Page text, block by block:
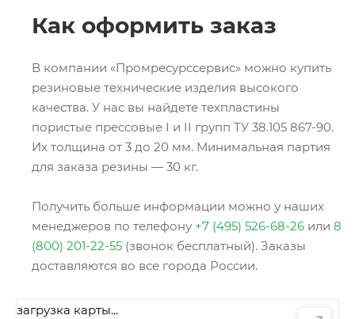
Как оформить заказ
В компании «Промресурссервис» можно купить
резиновые технические изделия высокого
качества. У нас вы найдете техпластины
пористые прессовые I и II групп ТУ 38.105 867-90.
Их толщина от 3 до 20 мм. Минимальная партия
для заказа резины — 30 кг.
Получить больше информации можно у наших
менеджеров по телефону +7 (495) 526-68-26 или 8
(800) 201-22-55 (звонок бесплатный). Заказы
доставляются во все города России.
загрузка карты...